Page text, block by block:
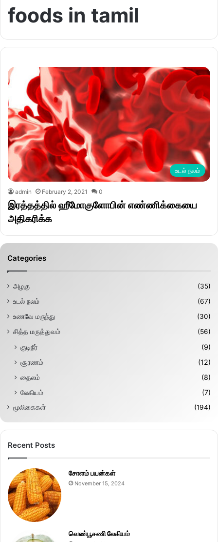
foods in tamil
உடல் நலம்
admin February 2, 2021 0
இரத்தத்தில் ஹீமோகுளோபின் எண்ணிக்கையை
அதிகரிக்க
Categories
அழகு
(35)
உடல் நலம்
(67)
உணவே மருந்து
(30)
சித்த மருத்துவம்
(56)
குடிநீர்
(9)
சூரணம்
(12)
தைலம்
(8)
லேகியம்
(7)
மூலிகைகள் (194)
Recent Posts
சோளம் பயன்கள்
November 15, 2024
வெண்பூசணி லேகியம்